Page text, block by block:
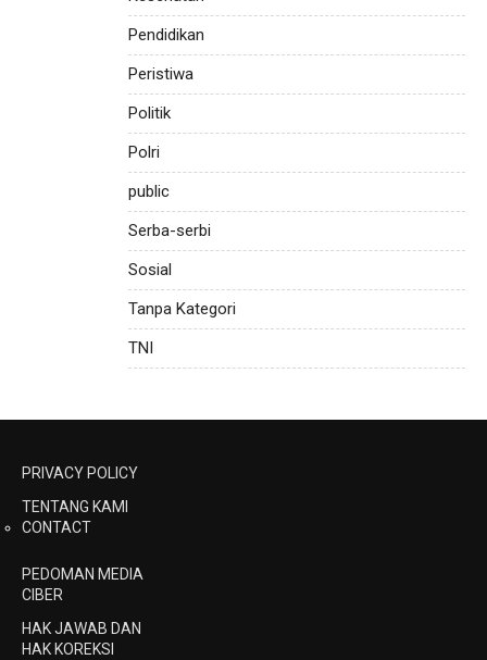
Pendidikan
Peristiwa
Politik
Polri
public
Serba-serbi
Sosial
Tanpa Kategori
TNI
PRIVACY POLICY
TENTANG KAMI
CONTACT
PEDOMAN MEDIA
CIBER
HAK JAWAB DAN
HAK KOREKSI